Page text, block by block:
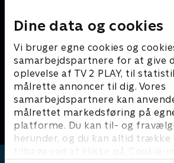
Dine data og cookies
Vi bruger egne cookies og
samarbejdspartnere for at give
oplevelse af TV 2 PLAY, til
målrette annoncer til dig. Vores
samarbejdspartnere kan
målrettet markedsføring på
platforme. Du kan til- og
herunder, og du kan altid trække
tilbage ved at klikke på ’Cookie-
Miniteve: Transportmidler
Børneserier • 1 sæsoner